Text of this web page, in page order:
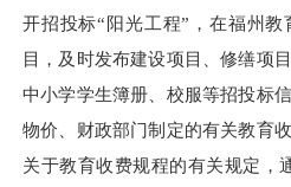
开招投标“阳光工程”，在福州教
目，及时发布建设项目、修缮项
中小学学生簿册、校服等招投标信
物价、财政部门制定的有关教育
关于教育收费规程的有关规定，